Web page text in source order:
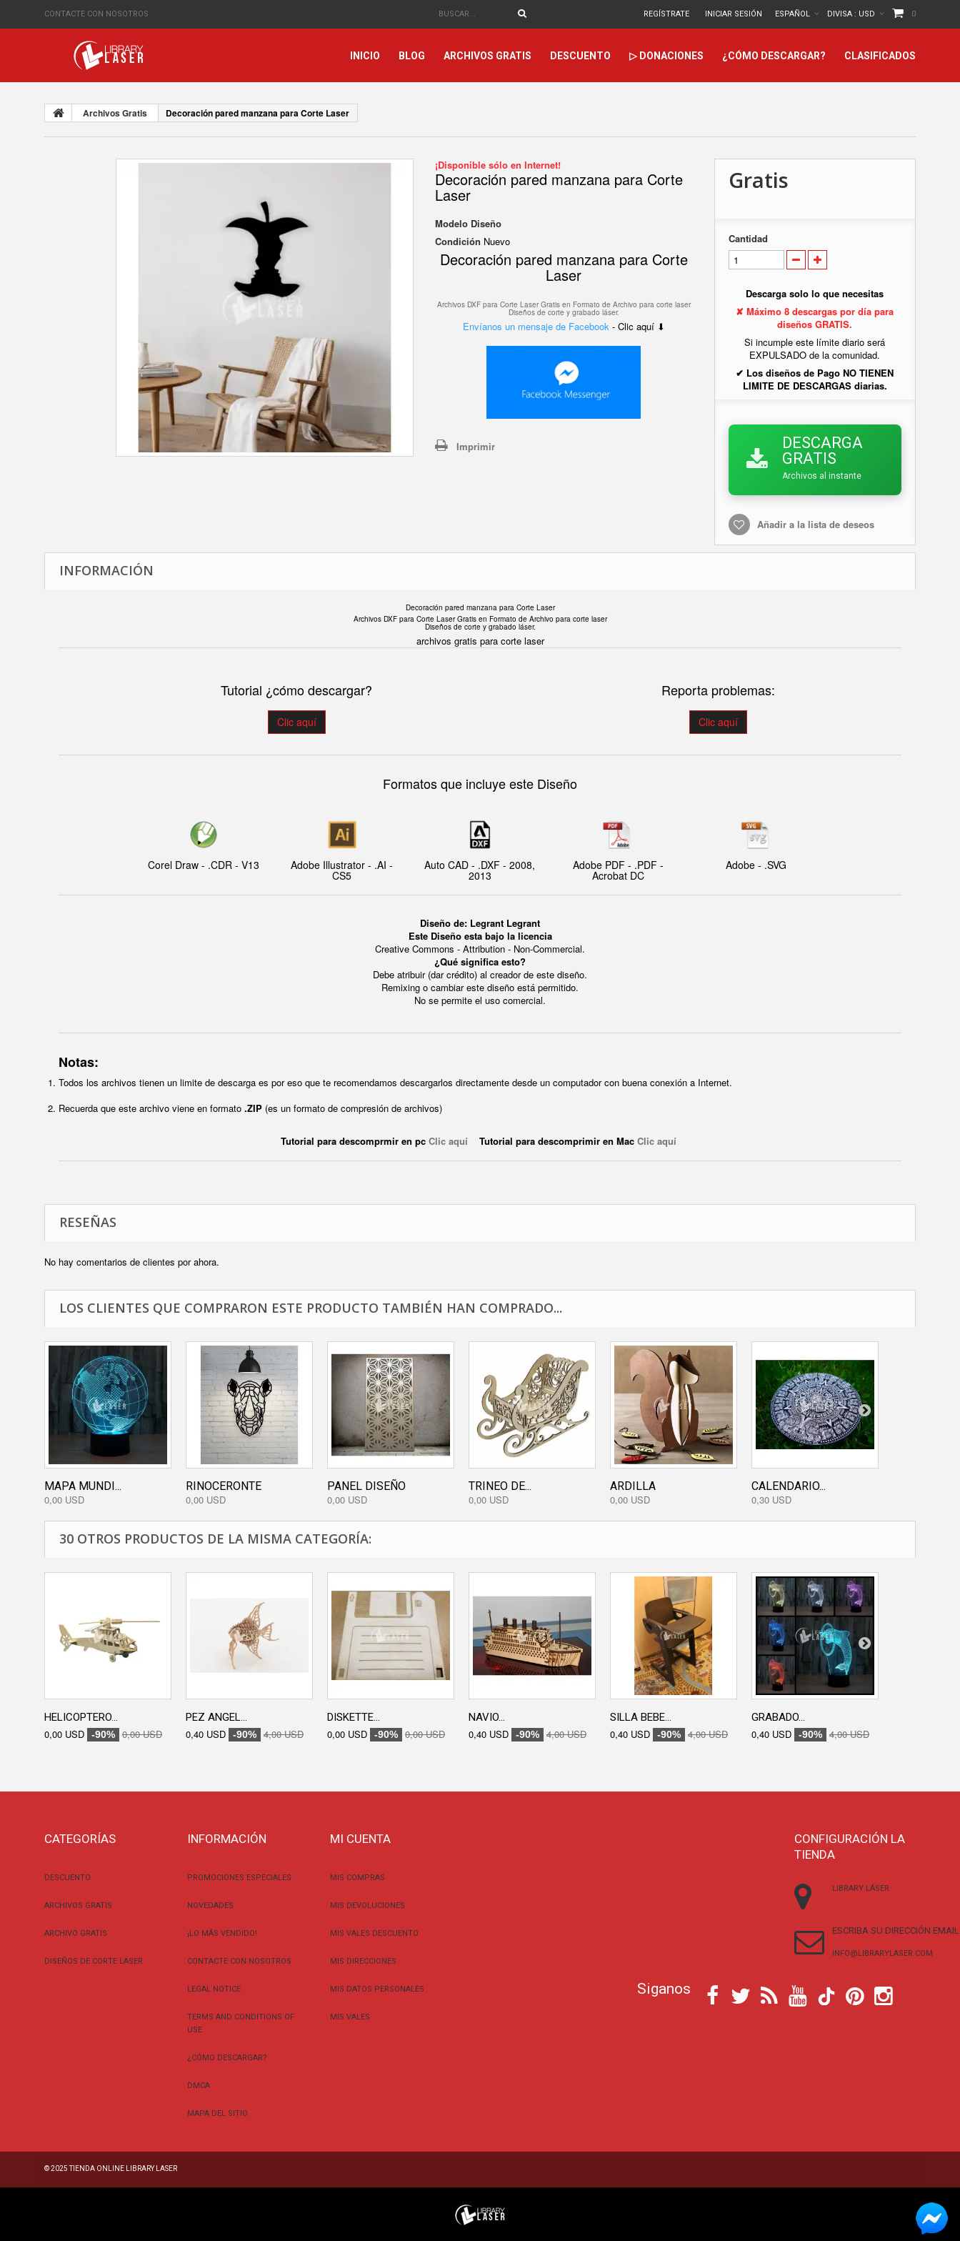
CONTACTE CON NOSOTROS 0
DIVISA : USD
ESPAÑOL
INICIAR SESIÓN
REGÍSTRATE
INICIO BLOG ARCHIVOS GRATIS DESCUENTO ▷ DONACIONES ¿CÓMO DESCARGAR? CLASIFICADOS
Archivos Gratis Decoración pared manzana para Corte Laser
¡Disponible sólo en Internet!
Decoración pared manzana para Corte
Laser
Modelo Diseño
Condición Nuevo
Decoración pared manzana para Corte
Laser
Archivos DXF para Corte Laser Gratis en Formato de Archivo para corte laser
Diseños de corte y grabado láser.
Envíanos un mensaje de Facebook - Clic aquí ⬇
Imprimir
Gratis
Cantidad
Descarga solo lo que necesitas
✘ Máximo 8 descargas por día para
diseños GRATIS.
Si incumple este límite diario será
EXPULSADO de la comunidad.
✔ Los diseños de Pago NO TIENEN
LIMITE DE DESCARGAS diarias.
DESCARGA
GRATIS
Archivos al instante
Añadir a la lista de deseos
INFORMACIÓN
Decoración pared manzana para Corte Laser
Archivos DXF para Corte Laser Gratis en Formato de Archivo para corte laser
Diseños de corte y grabado láser.
archivos gratis para corte laser
Tutorial ¿cómo descargar?
Clic aquí
Reporta problemas:
Clic aquí
Formatos que incluye este Diseño
Corel Draw - .CDR - V13 Adobe Illustrator - .AI -
CS5
Auto CAD - .DXF - 2008,
2013
Adobe PDF - .PDF -
Acrobat DC
Adobe - .SVG
Diseño de: Legrant Legrant
Este Diseño esta bajo la licencia
Creative Commons - Attribution - Non-Commercial.
¿Qué significa esto?
Debe atribuir (dar crédito) al creador de este diseño.
Remixing o cambiar este diseño está permitido.
No se permite el uso comercial.
Notas:
Todos los archivos tienen un limite de descarga es por eso que te recomendamos descargarlos directamente desde un computador con buena conexión a Internet.
Recuerda que este archivo viene en formato .ZIP (es un formato de compresión de archivos)
Tutorial para descomprmir en pc Clic aquí Tutorial para descomprimir en Mac Clic aquí
RESEÑAS
No hay comentarios de clientes por ahora.
LOS CLIENTES QUE COMPRARON ESTE PRODUCTO TAMBIÉN HAN COMPRADO...
MAPA MUNDI...
0,00 USD
RINOCERONTE
0,00 USD
PANEL DISEÑO
0,00 USD
TRINEO DE...
0,00 USD
ARDILLA
0,00 USD
CALENDARIO...
0,30 USD
30 OTROS PRODUCTOS DE LA MISMA CATEGORÍA:
HELICOPTERO...
0,00 USD -90% 0,00 USD
PEZ ANGEL...
0,40 USD -90% 4,00 USD
DISKETTE...
0,00 USD -90% 0,00 USD
NAVIO...
0,40 USD -90% 4,00 USD
SILLA BEBE...
0,40 USD -90% 4,00 USD
GRABADO...
0,40 USD -90% 4,00 USD
CATEGORÍAS
DESCUENTO
ARCHIVOS GRATIS
ARCHIVO GRATIS
DISEÑOS DE CORTE LASER
INFORMACIÓN
PROMOCIONES ESPECIALES
NOVEDADES
¡LO MÁS VENDIDO!
CONTACTE CON NOSOTROS
LEGAL NOTICE
TERMS AND CONDITIONS OF
USE
¿CÓMO DESCARGAR?
DMCA
MAPA DEL SITIO
© 2025TIENDA ONLINE LIBRARY LASER
MI CUENTA
MIS COMPRAS
MIS DEVOLUCIONES
MIS VALES DESCUENTO
MIS DIRECCIONES
MIS DATOS PERSONALES
MIS VALES
CONFIGURACIÓN LA
TIENDA
LIBRARY LÁSER
ESCRIBA SU DIRECCIÓN
INFO@LIBRARYLASER.COM
Siganos